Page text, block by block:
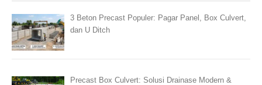
3 Beton Precast Populer: Pagar Panel, Box Culvert,
dan U Ditch
Precast Box Culvert: Solusi Drainase Modern &